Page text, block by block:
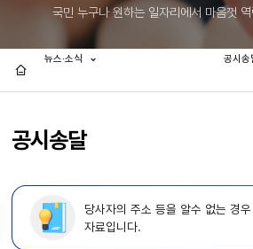
국민 누구나 원하는 일자리에서 마음껏
공시송달
뉴스·소식 공시송
당사자의 주소 등을 알수 없는 경
자료입니다.